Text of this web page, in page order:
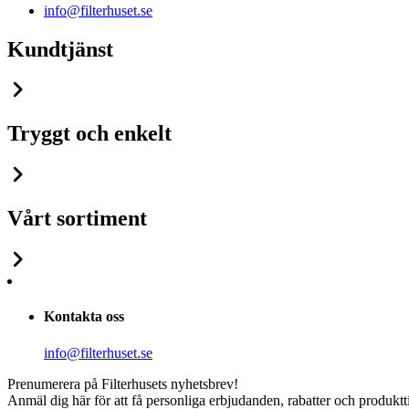
info@filterhuset.se
Kundtjänst
Tryggt och enkelt
Vårt sortiment
Kontakta oss
info@filterhuset.se
Prenumerera på Filterhusets nyhetsbrev!
Anmäl dig här för att få personliga erbjudanden, rabatter och